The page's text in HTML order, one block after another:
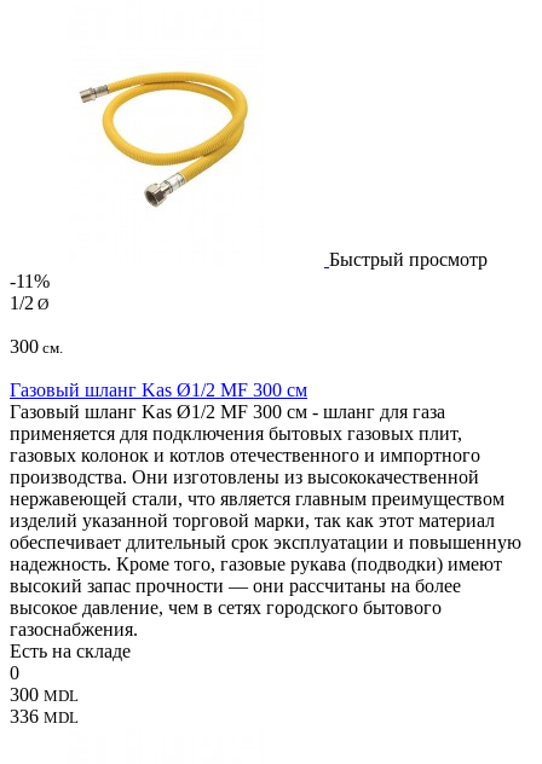
Быстрый просмотр
-11%
1/2 Ø
300 см.
Газовый шланг Kas Ø1/2 MF 300 см
Газовый шланг Kas Ø1/2 MF 300 см - шланг для газа
применяется для подключения бытовых газовых плит,
газовых колонок и котлов отечественного и импортного
производства. Они изготовлены из высококачественной
нержавеющей стали, что является главным преимуществом
изделий указанной торговой марки, так как этот материал
обеспечивает длительный срок эксплуатации и повышенную
надежность. Кроме того, газовые рукава (подводки) имеют
высокий запас прочности — они рассчитаны на более
высокое давление, чем в сетях городского бытового
газоснабжения.
Есть на складе
0
300 MDL
336 MDL